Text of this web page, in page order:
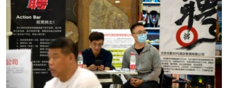
跳
到
檢
索
揭謊頻道
美國
中國
國際
經貿